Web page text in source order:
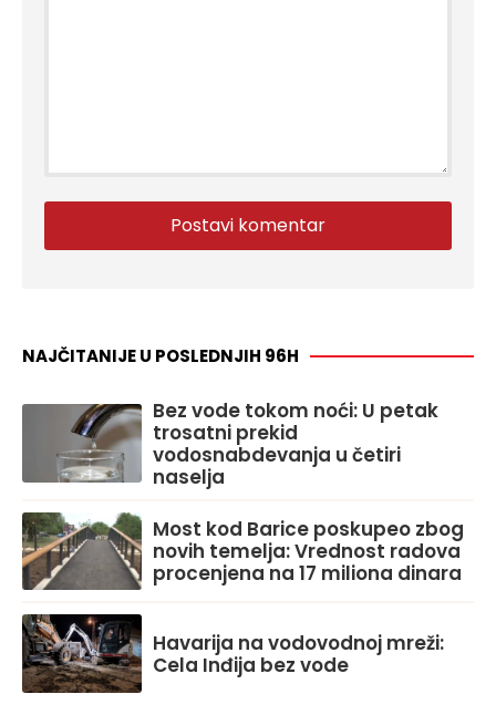
NAJČITANIJE U POSLEDNJIH 96H
Bez vode tokom noći: U petak
trosatni prekid
vodosnabdevanja u četiri
naselja
Most kod Barice poskupeo zbog
novih temelja: Vrednost radova
procenjena na 17 miliona dinara
Havarija na vodovodnoj mreži:
Cela Inđija bez vode